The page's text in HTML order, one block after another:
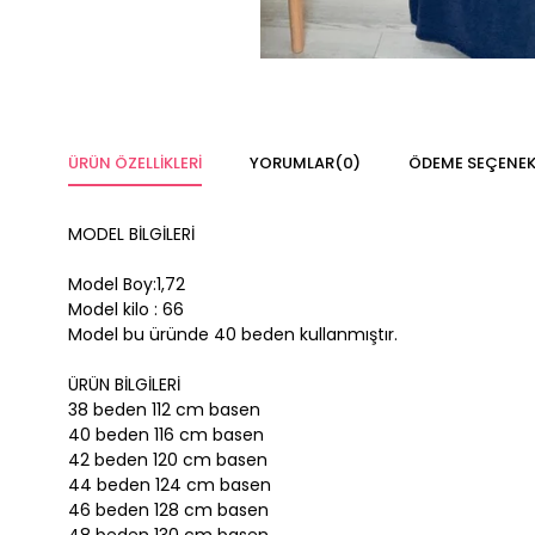
ÜRÜN ÖZELLIKLERI YORUMLAR(0) ÖDEME
MODEL BİLGİLERİ
Model Boy:1,72
Model kilo : 66
Model bu üründe 40 beden kullanmıştır.
ÜRÜN BİLGİLERİ
38 beden 112 cm basen
40 beden 116 cm basen
42 beden 120 cm basen
44 beden 124 cm basen
46 beden 128 cm basen